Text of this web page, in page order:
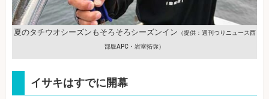
夏のタチウオシーズンもそろそろシーズンイン （提供：週刊つりニュース西
部版APC・岩室拓弥）
イサキはすでに開幕